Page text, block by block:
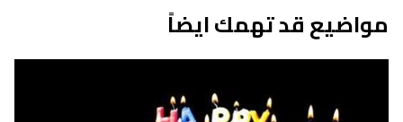
مواضيع قد تهمك ايضاً